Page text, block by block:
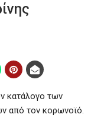
κατάλογο των
από τον κορωνοϊό.